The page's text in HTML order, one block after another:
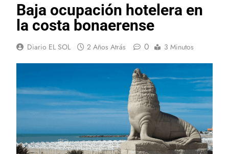
Baja ocupación hotelera en
la costa bonaerense
Diario EL SOL 2 Años Atrás 0 3 Minutos